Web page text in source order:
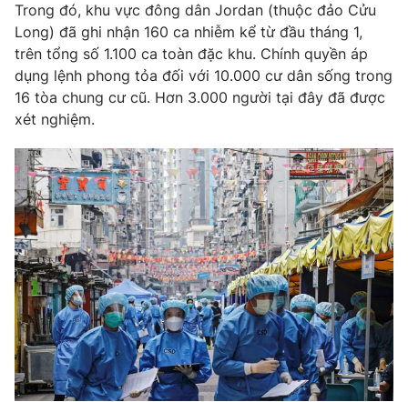
Hậu trường
Nhân vật
Khán giả
Giải sao mai
Điện ảnh
Âm nhạc
Sao
Đời sống
Du lịch
Làm đẹp
Chất lượng cuộc sống
Giáo dục
Học trực tuyến
Công nghệ
Hitech Công nghệ tương lai
Sản phẩm
Thị trường
Tư vấn
Giao lưu trực tuyến
Lịch phát sóng
Chuyên mục khác
Emagazine Podcast
Trong đó, khu vực đông dân Jordan (thuộc đảo Cửu
Long) đã ghi nhận 160 ca nhiễm kể từ đầu tháng 1,
trên tổng số 1.100 ca toàn đặc khu. Chính quyền áp
dụng lệnh phong tỏa đối với 10.000 cư dân sống trong
16 tòa chung cư cũ. Hơn 3.000 người tại đây đã được
xét nghiệm.